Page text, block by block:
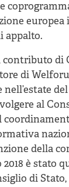
europea
appalto.
contributo di
di
del
al
della
è stato
di